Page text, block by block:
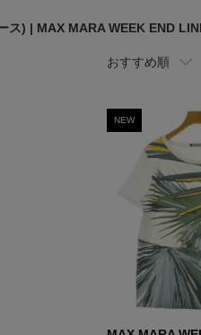
ス) | MAX MARA WEEK END
おすすめ順
NEW